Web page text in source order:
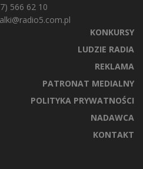
566 62 10
KONKURSY
LUDZIE RADIA
REKLAMA
PATRONAT MEDIALNY
POLITYKA PRYWATNOŚCI
NADAWCA
KONTAKT